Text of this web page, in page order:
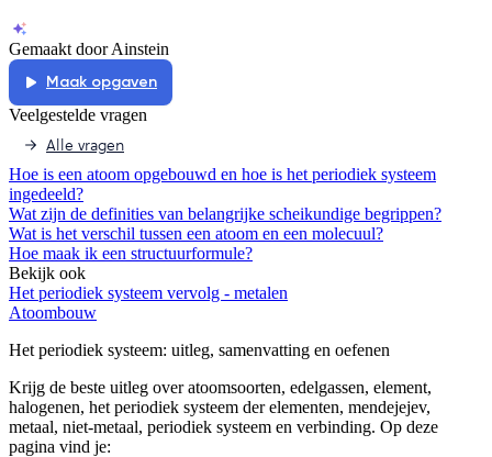
Gemaakt door Ainstein
Maak opgaven
Veelgestelde vragen
Alle vragen
Hoe is een atoom opgebouwd en hoe is het periodiek systeem
ingedeeld?
Wat zijn de definities van belangrijke scheikundige begrippen?
Wat is het verschil tussen een atoom en een molecuul?
Hoe maak ik een structuurformule?
Bekijk ook
Het periodiek systeem vervolg - metalen
Atoombouw
Het periodiek systeem: uitleg, samenvatting en oefenen
Krijg de beste uitleg over atoomsoorten, edelgassen, element,
halogenen, het periodiek systeem der elementen, mendejejev,
metaal, niet-metaal, periodiek systeem en verbinding. Op deze
pagina vind je: